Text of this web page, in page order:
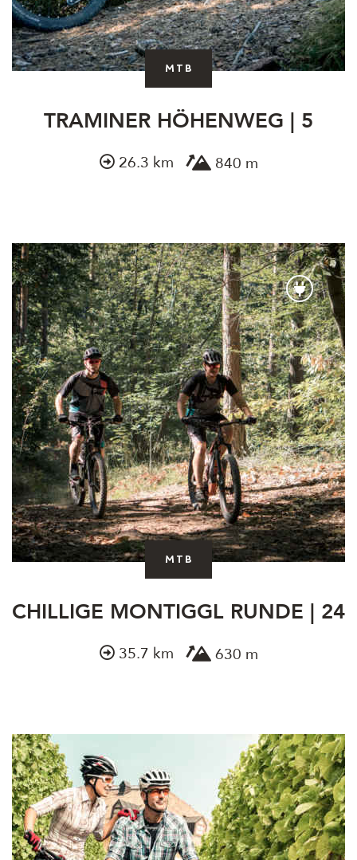
MTB
TRAMINER HÖHENWEG | 5
26.3 km 840 m
MTB
CHILLIGE MONTIGGL RUNDE | 24
35.7 km 630 m